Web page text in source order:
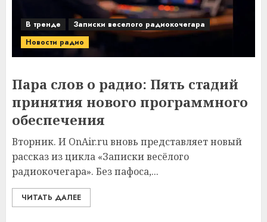
В тренде
Записки веселого радиокочегара
Новости радио
Пара слов о радио: Пять стадий
принятия нового программного
обеспечения
Вторник. И OnAir.ru вновь представляет новый
рассказ из цикла «Записки весёлого
радиокочегара». Без пафоса,...
ЧИТАТЬ ДАЛЕЕ